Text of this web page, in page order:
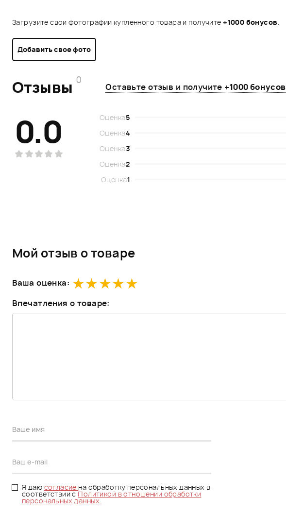
Загрузите свои фотографии купленного товара и получите+1000 бонусов.
Добавить свое фото
Отзывы 0
Оставьте отзыв и получите +1000 бонусов
0.0 Оценка5
Оценка4
Оценка3
Оценка2
Оценка1
Мой отзыв о товаре
Ваша оценка:
Впечатления о товаре:
Я даю согласие на обработку персональных данных в
соответствии сПолитикой в отношении обработки
персональных данных.